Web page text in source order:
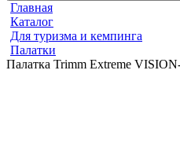
Главная
Каталог
Для туризма и кемпинга
Палатки
Палатка Trimm Extreme